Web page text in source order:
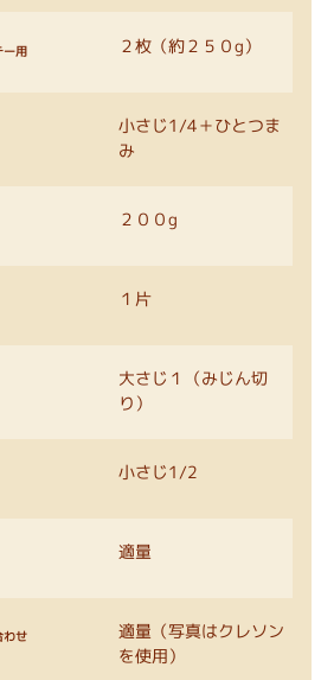
ー用 ２枚（約２５０g）
小さじ1/4＋ひとつま
み
２００g
１片
大さじ１（みじん切
り）
小さじ1/2
適量
わせ
適量（写真はクレソン
を使用）